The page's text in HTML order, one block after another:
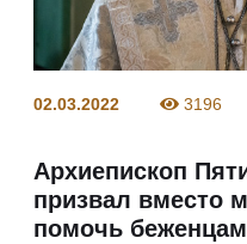
02.03.2022 3196
Архиепископ
призвал вместо
помочь беженцам